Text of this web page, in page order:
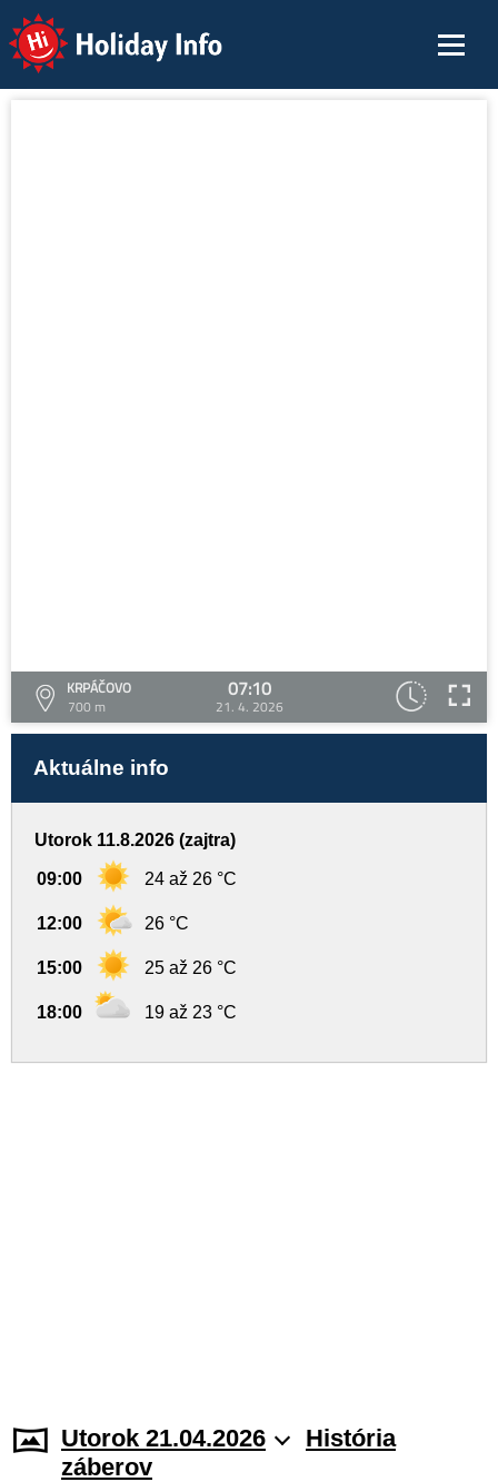
Holiday Info
KRPÁČOVO
700 m
07:10
21. 4. 2026
Aktuálne info
Utorok 11.8.2026 (zajtra)
09:00 24 až 26 °C
12:00 26 °C
15:00 25 až 26 °C
18:00 19 až 23 °C
Utorok 21.04.2026
História
záberov